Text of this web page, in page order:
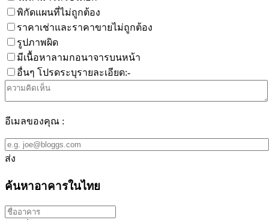
พิกัดแผนที่ไม่ถูกต้อง
ราคาเช่าและราคาขายไม่ถูกต้อง
รูปภาพผิด
มีเนื้อหาลามกอนาจารบนหน้า
อื่นๆ โปรดระบุรายละเอียด:-
อีเมลของคุณ :
ส่ง
ค้นหาอาคารในไทย